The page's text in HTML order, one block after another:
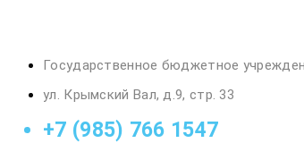
Государственное бюджетное
ул. Крымский Вал, д.9, стр. 33
+7 (985) 766 1547